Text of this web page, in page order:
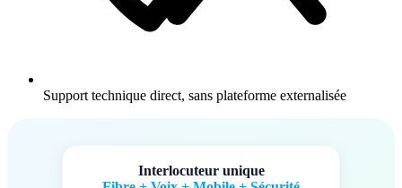
Support technique direct, sans plateforme externalisée
Interlocuteur unique